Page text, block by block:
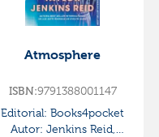
Atmosphere
ISBN:9791388001147
Editorial: Books4pocket
Autor: Jenkins Reid,